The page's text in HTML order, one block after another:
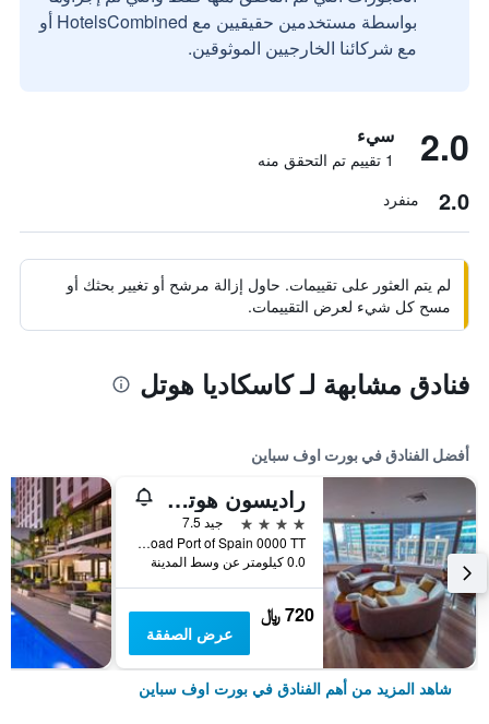
بواسطة مستخدمين حقيقيين مع HotelsCombined أو
مع شركائنا الخارجيين الموثوقين.
2.0 سيء
1 تقييم تم التحقق منه
2.0 منفرد
لم يتم العثور على تقييمات. حاول إزالة مرشح أو تغيير بحثك أو
مسح كل شيء لعرض التقييمات.
فنادق مشابهة لـ كاسكاديا هوتل
أفضل الفنادق في بورت اوف سباين
راديسون هوتل ترينيداد
4 نجوم
جيد 7.5
Wrightson Road Port of Spain 0000 TT, بورت اوف سباين, ترينيداد وتوباغو
0.0 كيلومتر عن وسط المدينة
720 ﷼
عرض الصفقة
شاهد المزيد من أهم الفنادق في بورت اوف سباين